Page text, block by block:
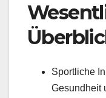
Sportliche
Gesundheit